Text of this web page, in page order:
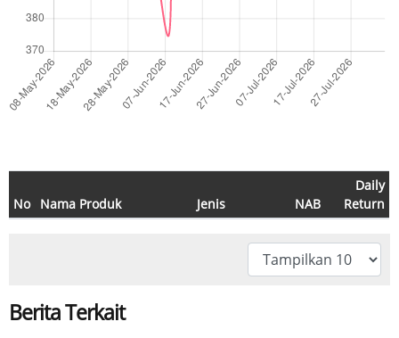
No Nama Produk Jenis NAB
Daily
Return
Berita Terkait